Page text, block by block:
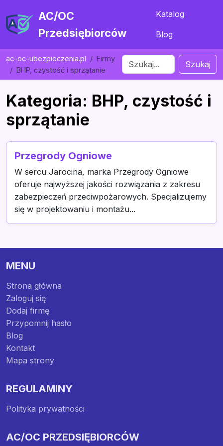
AC/OC
Przedsiębiorców
Katalog
Blog
ac-oc-ubezpieczenia.pl
Firmy
BHP, czystość i sprzątanie
Szukaj
Kategoria: BHP, czystość i
sprzątanie
Przegrody Ogniowe
W sercu Jarocina, marka Przegrody Ogniowe
oferuje najwyższej jakości rozwiązania z zakresu
zabezpieczeń przeciwpożarowych. Specjalizujemy
się w projektowaniu i montażu...
MENU
Strona główna
Zaloguj się
Dodaj firmę
Przypomnij hasło
Blog
Kontakt
Mapa strony
REGULAMINY
Polityka prywatności
AC/OC PRZEDSIĘBIORCÓW